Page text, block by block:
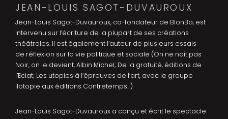
JEAN-LOUIS SAGOT-DUVAUROUX
Jean-Louis Sagot-Duvauroux, co-fondateur de BlonBa, est
intervenu sur l’écriture de la plupart de ses créations
théâtrales. Il est également l’auteur de plusieurs essais
de réflexion sur la vie politique et sociale (On ne naît pas
Noir, on le devient, Albin Michel; De la gratuité, éditions de
l’Eclat; Les utopies à l’épreuves de l’art, avec le groupe
Ilotopie aux éditions Contretemps…)
Jean-Louis Sagot-Duvauroux a conçu et écrit le spectacle